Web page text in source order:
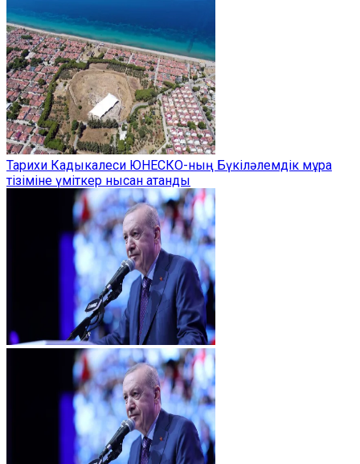
Тарихи Кадыкалеси ЮНЕСКО-ның Бүкіләлемдік мұра
тізіміне үміткер нысан атанды